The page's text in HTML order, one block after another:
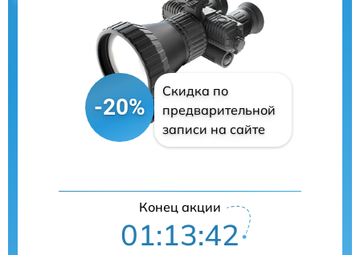
-20%
Скидка по
предварительной
записи на сайте
Конец акции
01:13:41